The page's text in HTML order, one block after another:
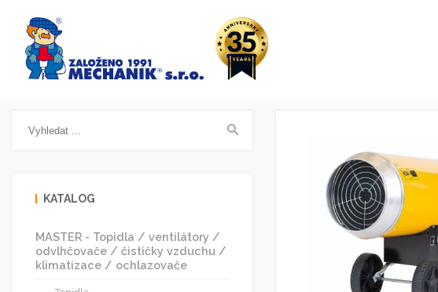
KATALOG
MASTER - Topidla / ventilátory /
odvlhčovače / čističky vzduchu /
klimatizace / ochlazovače